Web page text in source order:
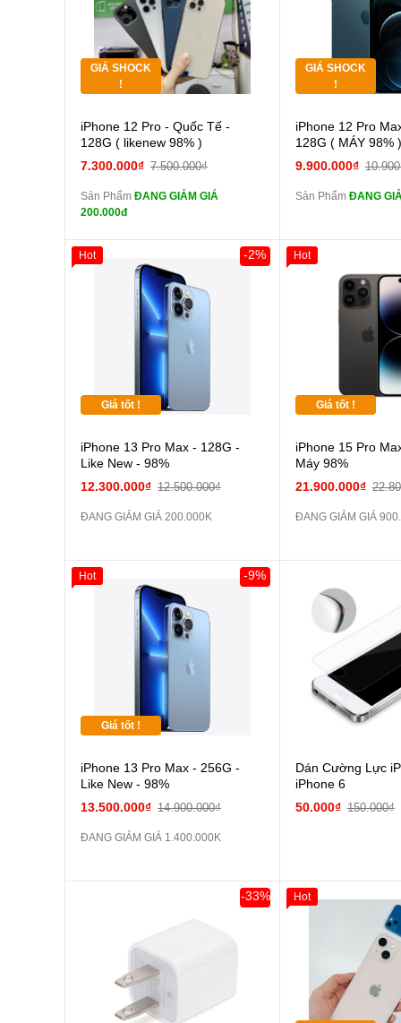
GIÁ SHOCK
!
Cường lực 10D full
màn
tai nghe iPhone 6S
Pin dự phòng và
các Phụ Kiện Khác
iPhone 12 Pro - Quốc Tế -
128G ( likenew 98% )
7.300.000₫ 7.500.000₫
Sản Phẩm ĐANG GIẢM GIÁ
200.000đ
GIÁ SHOCK
!
màn
tai
tai
Pin
các Phụ Kiện Khác
iPhone 12 Pro
128G ( MÁY 98% )
9.900.000₫
Sản Phẩm ĐANG
Giá tốt !
iPhone 13 Pro Max - 128G -
Like New - 98%
12.300.000₫ 12.500.000₫
-2%
ĐANG GIẢM GIÁ 200.000K
Hot
Giá tốt !
iPhone 15 Pro
Máy 98%
21.900.000₫
ĐANG GIẢM GIÁ
Hot
Giá tốt !
iPhone 13 Pro Max - 256G -
Like New - 98%
13.500.000₫ 14.900.000₫
-9%
ĐANG GIẢM GIÁ 1.400.000K
Hot
Dán Cường Lực
iPhone 6
50.000₫ 150.000₫
-33%
Giảm 100.000đ
Tặng
Hot